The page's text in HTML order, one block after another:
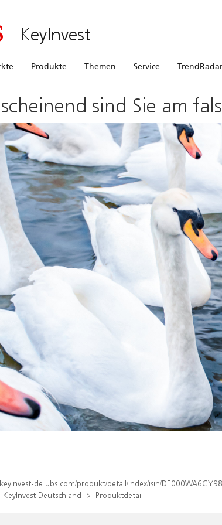
KeyInvest
Produkte Themen Service TrendRadar
sind Sie am
de.ubs.com/produkt/detail/index/isin/DE000WA6GY98
KeyInvest Deutschland Produktdetail